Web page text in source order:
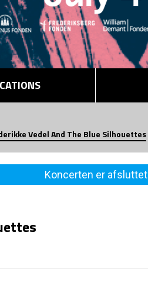
Vedel And The Blue Silhouettes
Koncerten er afsluttet